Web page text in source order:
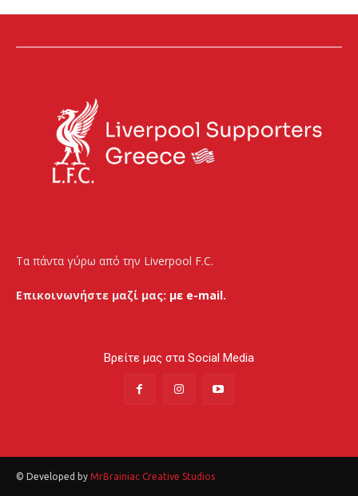
Τα πάντα γύρω από την Liverpool F.C.
Επικοινωνήστε μαζί μας: με e-mail.
Βρείτε μας στα Social Media
© Developed by MrBrainiac Creative Studios